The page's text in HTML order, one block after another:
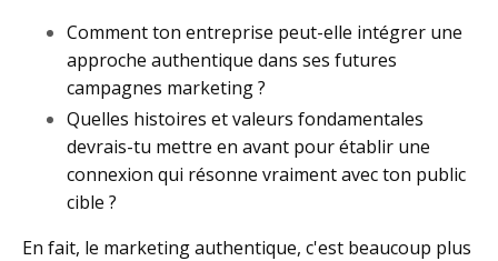
Comment ton entreprise peut-elle intégrer une
approche authentique dans ses futures
campagnes marketing ?
Quelles histoires et valeurs fondamentales
devrais-tu mettre en avant pour établir une
connexion qui résonne vraiment avec ton public
cible ?
En fait, le marketing authentique, c'est beaucoup plus